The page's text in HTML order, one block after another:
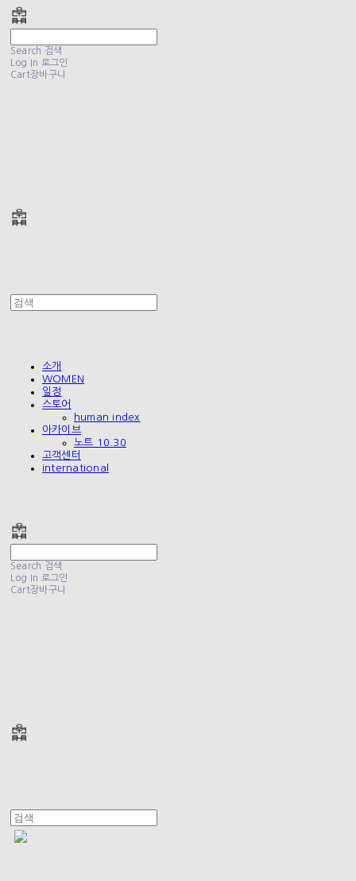
Search 검색
Log In 로그인
Cart장바구니
소개
WOMEN
일정
스토어
human index
아카이브
노트 10.30
고객센터
international
Search 검색
Log In 로그인
Cart장바구니